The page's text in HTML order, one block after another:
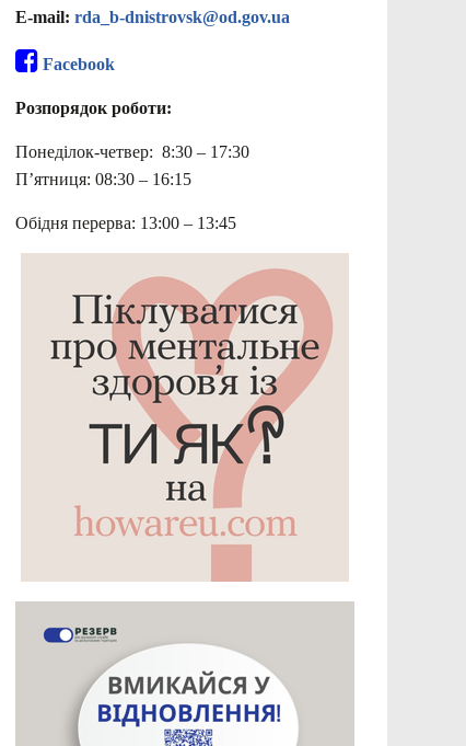
E-mail: rda_b-dnistrovsk@od.gov.ua
Facebook
Розпорядок роботи:
Понеділок-четвер: 8:30 – 17:30
П’ятниця: 08:30 – 16:15
Обідня перерва: 13:00 – 13:45